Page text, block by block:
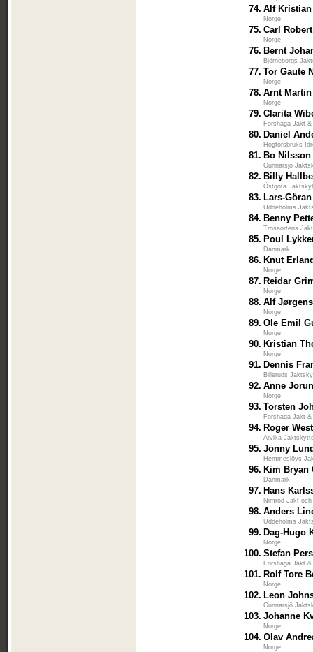
74. Alf
Norge
75. Carl
Norge
76. Bernt
Björneborgs
77. Tor Gaute
Norge
78. Arnt
Norge
79. Clarita
Forshaga Jakt
80. Daniel
Högforsbruks
81. Bo Nilsson
Gunnarsjö
82. Billy
Östgöta
83. Lars-
Uddeholms
84. Benny
Trosaortens
85. Poul
Danmark
86. Knut
Norge
87. Reidar
Norge
88. Alf
Norge
89. Ole Emil
Norge
90. Kristian
Norge
91. Dennis
Billeruds
92. Anne
Norge
93. Torsten
Forshaga Jakt
94. Roger
Arvika
95. Jonny
Hemmeslövs
96. Kim Bryan
Danmark
97. Hans
Nimrod Jakt och
98. Anders
Uddeholms
99. Dag-Hugo
Norge
100. Stefan
Forshaga Jakt
101. Rolf Tore
Norge
102. Leon
Gunnarsjö
103. Johanne
Norge
104. Olav
Norge